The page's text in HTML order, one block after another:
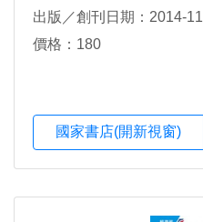
出版／創刊日期：2014-11
價格：180
國家書店(開新視窗)